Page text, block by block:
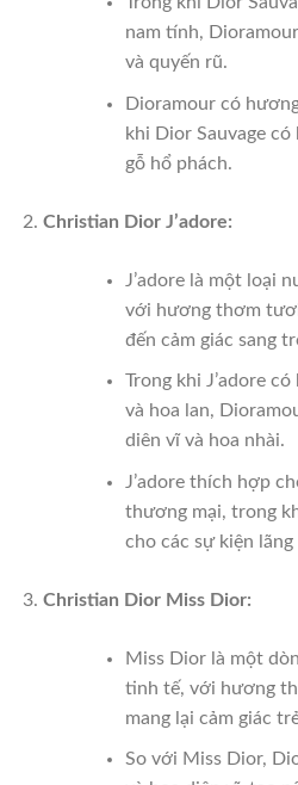
nam tính,
và quyến rũ.
Dioramour có
khi Dior Sauvage
gỗ hổ phách.
Christian Dior J’adore:
J’adore là một loại
với hương thơm
đến cảm giác sang
Trong khi J’adore
và hoa lan,
diên vĩ và hoa nhài.
J’adore thích hợp
thương mại, trong
cho các sự kiện lãng
Christian Dior Miss Dior:
Miss Dior là một
tinh tế, với hương
mang lại cảm giác
So với Miss Dior,